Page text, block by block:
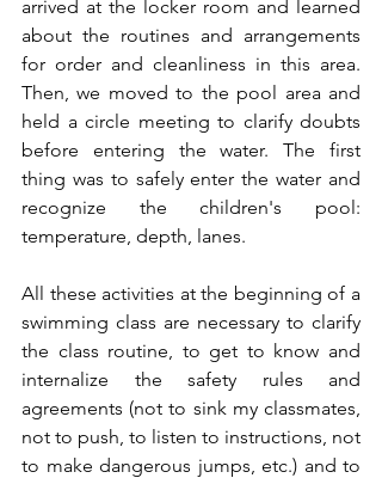
arrived at the locker room and learned
about the routines and arrangements
for order and cleanliness in this area.
Then, we moved to the pool area and
held a circle meeting to clarify doubts
before entering the water. The first
thing was to safely enter the water and
recognize the children's pool:
temperature, depth, lanes.
All these activities at the beginning of a
swimming class are necessary to clarify
the class routine, to get to know and
internalize the safety rules and
agreements (not to sink my classmates,
not to push, to listen to instructions, not
to make dangerous jumps, etc.) and to